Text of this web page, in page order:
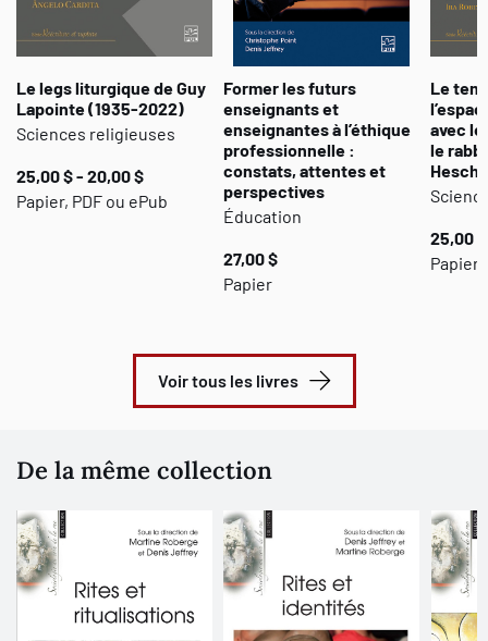
Le legs liturgique de Guy
Lapointe (1935-2022)
Sciences religieuses
25,00 $ - 20,00 $
Papier, PDF ou ePub
Former les futurs
enseignants et
enseignantes à l’éthique
professionnelle :
constats, attentes et
perspectives
Éducation
27,00 $
Papier
Le
avec
le
25,00
Papier,
Voir tous les livres
De la même collection